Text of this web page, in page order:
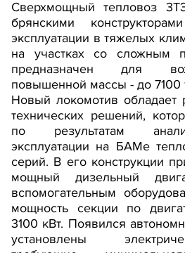
Сверхмощный тепловоз
брянскими
эксплуатации в тяжелых
на участках со сложным
предназначен для
повышенной массы - до 7100
Новый локомотив
технических решений,
по результатам
эксплуатации на БАМе
серий. В его конструкции
мощный дизельный
вспомогательным
мощность секции по
3100 кВт. Появился
установлены